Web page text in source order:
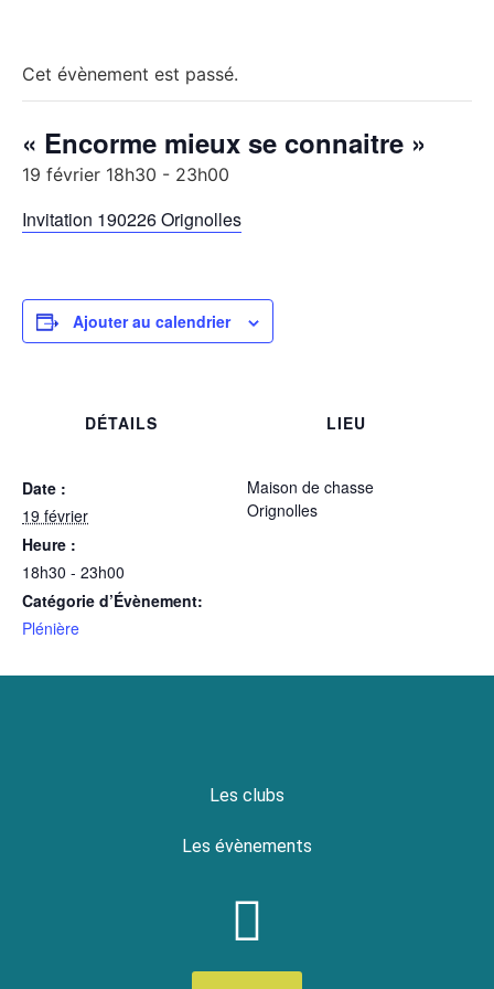
Cet évènement est passé.
« Encorme mieux se connaitre »
19 février 18h30 - 23h00
Invitation 190226 Orignolles
Ajouter au calendrier
DÉTAILS
Date :
19 février
Heure :
18h30 - 23h00
Catégorie d’Évènement:
Plénière
LIEU
Maison de chasse
Orignolles
Les clubs
Les évènements